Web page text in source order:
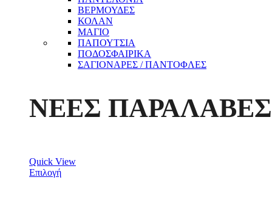
ΒΕΡΜΟΥΔΕΣ
ΚΟΛΑΝ
ΜΑΓΙΟ
ΠΑΠΟΥΤΣΙΑ
ΠΟΔΟΣΦΑΙΡΙΚΑ
ΣΑΓΙΟΝΑΡΕΣ / ΠΑΝΤΟΦΛΕΣ
ΝΕΕΣ ΠΑΡΑΛΑΒΕΣ
Quick View
Επιλογή